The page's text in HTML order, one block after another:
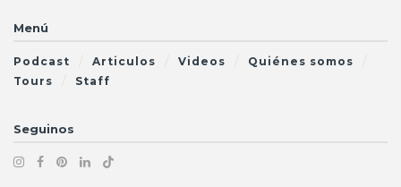
Menú
Podcast Articulos Videos
Quiénes somos
Tours
Staff
Seguinos